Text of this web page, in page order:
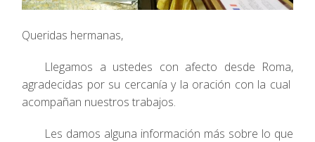
Queridas hermanas,
Llegamos a ustedes con afecto desde Roma,
agradecidas por su cercanía y la oración con la cual
acompañan nuestros trabajos.
Les damos alguna información más sobre lo que